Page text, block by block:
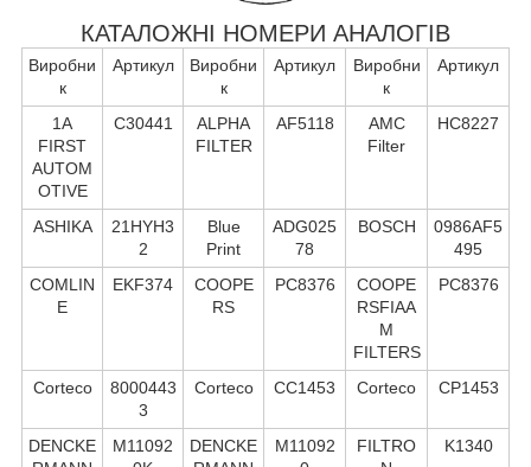
КАТАЛОЖНІ НОМЕРИ АНАЛОГІВ
Виробни
к
Артикул
Виробни
к
Артикул
Виробни
к
Артикул
1A
FIRST
AUTOM
OTIVE
C30441
ALPHA
FILTER
AF5118
AMC
Filter
HC8227
ASHIKA
21HYH3
2
Blue
Print
ADG025
78
BOSCH
0986AF5
495
COMLIN
E
EKF374
COOPE
RS
PC8376
COOPE
RSFIAA
M
FILTERS
PC8376
Corteco
8000443
3
Corteco CC1453 Corteco CP1453
DENCKE
M11092
DENCKE
M11092
FILTRO
K1340